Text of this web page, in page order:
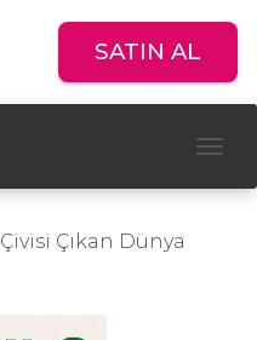
SATIN AL
Çivisi Çıkan Dünya